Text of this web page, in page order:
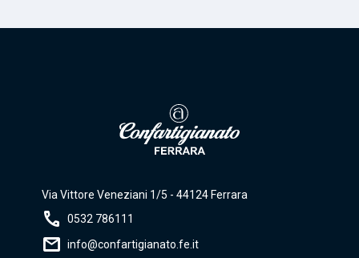
Via Vittore Veneziani 1/5 - 44124 Ferrara
call 0532 786111
mail info@confartigianato.fe.it